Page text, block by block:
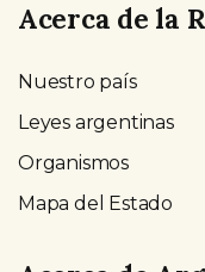
Acerca de la
Nuestro país
Leyes argentinas
Organismos
Mapa del Estado